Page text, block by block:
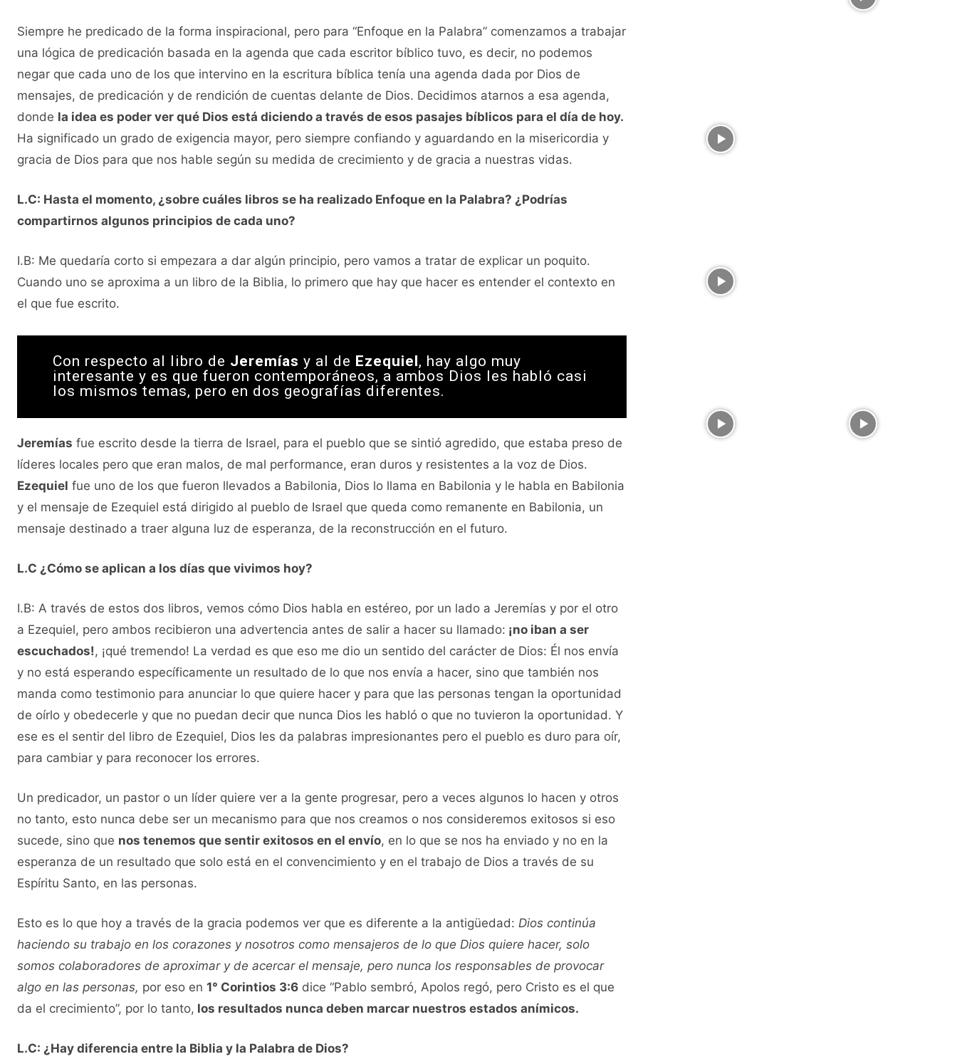
Siempre he predicado de la forma inspiracional, pero para “Enfoque en la Palabra” comenzamos a trabajar
una lógica de predicación basada en la agenda que cada escritor bíblico tuvo, es decir, no podemos
negar que cada uno de los que intervino en la escritura bíblica tenía una agenda dada por Dios de
mensajes, de predicación y de rendición de cuentas delante de Dios. Decidimos atarnos a esa agenda,
donde la idea es poder ver qué Dios está diciendo a través de esos pasajes bíblicos para el día de hoy.
Ha significado un grado de exigencia mayor, pero siempre confiando y aguardando en la misericordia y
gracia de Dios para que nos hable según su medida de crecimiento y de gracia a nuestras vidas.
L.C: Hasta el momento, ¿sobre cuáles libros se ha realizado Enfoque en la Palabra? ¿Podrías
compartirnos algunos principios de cada uno?
I.B: Me quedaría corto si empezara a dar algún principio, pero vamos a tratar de explicar un poquito.
Cuando uno se aproxima a un libro de la Biblia, lo primero que hay que hacer es entender el contexto en
el que fue escrito.
Con respecto al libro de Jeremías y al de Ezequiel , hay algo muy
interesante y es que fueron contemporáneos, a ambos Dios les habló casi
los mismos temas, pero en dos geografías diferentes.
Jeremías fue escrito desde la tierra de Israel, para el pueblo que se sintió agredido, que estaba preso de
líderes locales pero que eran malos, de mal performance, eran duros y resistentes a la voz de Dios.
Ezequiel fue uno de los que fueron llevados a Babilonia, Dios lo llama en Babilonia y le habla en Babilonia
y el mensaje de Ezequiel está dirigido al pueblo de Israel que queda como remanente en Babilonia, un
mensaje destinado a traer alguna luz de esperanza, de la reconstrucción en el futuro.
L.C ¿Cómo se aplican a los días que vivimos hoy?
I.B: A través de estos dos libros, vemos cómo Dios habla en estéreo, por un lado a Jeremías y por el otro
a Ezequiel, pero ambos recibieron una advertencia antes de salir a hacer su llamado: ¡no iban a ser
escuchados! , ¡qué tremendo! La verdad es que eso me dio un sentido del carácter de Dios: Él nos envía
y no está esperando específicamente un resultado de lo que nos envía a hacer, sino que también nos
manda como testimonio para anunciar lo que quiere hacer y para que las personas tengan la oportunidad
de oírlo y obedecerle y que no puedan decir que nunca Dios les habló o que no tuvieron la oportunidad. Y
ese es el sentir del libro de Ezequiel, Dios les da palabras impresionantes pero el pueblo es duro para oír,
para cambiar y para reconocer los errores.
Un predicador, un pastor o un líder quiere ver a la gente progresar, pero a veces algunos lo hacen y otros
no tanto, esto nunca debe ser un mecanismo para que nos creamos o nos consideremos exitosos si eso
sucede, sino que nos tenemos que sentir exitosos en el envío, en lo que se nos ha enviado y no en la
esperanza de un resultado que solo está en el convencimiento y en el trabajo de Dios a través de su
Espíritu Santo, en las personas.
Esto es lo que hoy a través de la gracia podemos ver que es diferente a la antigüedad: Dios continúa
haciendo su trabajo en los corazones y nosotros como mensajeros de lo que Dios quiere hacer, solo
somos colaboradores de aproximar y de acercar el mensaje, pero nunca los responsables de provocar
algo en las personas, por eso en 1° Corintios 3:6 dice “Pablo sembró, Apolos regó, pero Cristo es el que
da el crecimiento”, por lo tanto, los resultados nunca deben marcar nuestros estados anímicos.
L.C: ¿Hay diferencia entre la Biblia y la Palabra de Dios?